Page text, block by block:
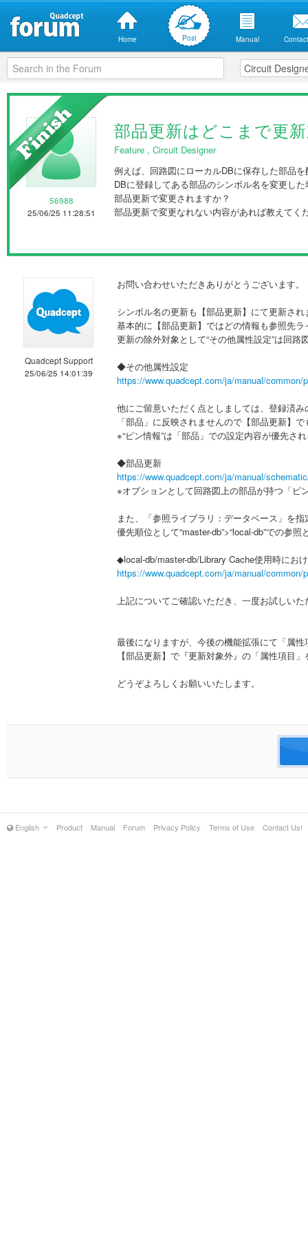
Home Post Manual
56988
25/06/25 11:28:51
部品更新はどこまで更
Feature , Circuit Designer
例えば、回路図にローカルDBに保存した部品を
DBに登録してある部品のシンボル名を変更した
部品更新で変更されますか？
部品更新で変更なれない内容があれば教えてく
Quadcept Support
25/06/25 14:01:39
お問い合わせいただきありがとうございます。
シンボル名の更新も【部品更新】にて更新され
基本的に【部品更新】ではどの情報も参照先
更新の除外対象として“その他属性設定”は回路
◆その他属性設定
https://www.quadcept.com/ja/manual/common/
他にご留意いただく点としましては、登録済
「部品」に反映されませんので【部品更新】
※“ピン情報”は「部品」での設定内容が優先さ
◆部品更新
https://www.quadcept.com/ja/manual/
※オプションとして回路図上の部品が持つ「ピ
また、「参照ライブラリ：データベース」を
優先順位として“master-db”>“local-db”での参
◆local-db/master-db/Library Cache使用時にお
https://www.quadcept.com/ja/manual/common/
上記についてご確認いただき、一度お試しい
最後になりますが、今後の機能拡張にて「属
【部品更新】で『更新対象外』の「属性項目
どうぞよろしくお願いいたします。
English Product Manual Forum Privacy Policy Terms of Use Contact Us!